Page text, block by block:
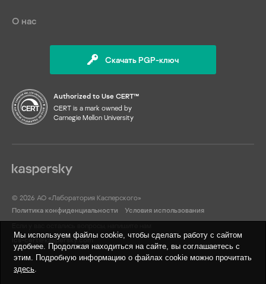
О нас
Скачать PGP-ключ
Authorized to Use CERT™
CERT is a mark owned by
Carnegie Mellon University
© 2026 АО «Лаборатория Касперского»
Политика конфиденциальности
Условия использования
ics-cert@kaspersky.com
Мы используем файлы cookie, чтобы сделать работу с сайтом
удобнее. Продолжая находиться на сайте, вы соглашаетесь с
этим. Подробную информацию о файлах cookie можно прочитать
здесь.